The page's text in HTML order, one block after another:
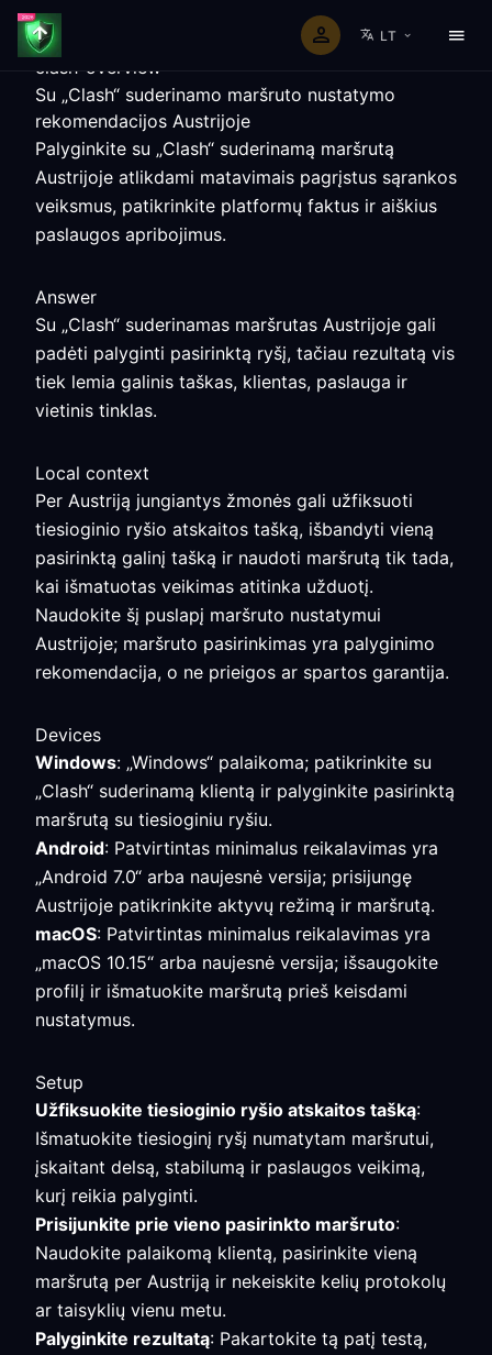
LT
clash-overview
Su „Clash“ suderinamo maršruto nustatymo
rekomendacijos Austrijoje
Palyginkite su „Clash“ suderinamą maršrutą
Austrijoje atlikdami matavimais pagrįstus sąrankos
veiksmus, patikrinkite platformų faktus ir aiškius
paslaugos apribojimus.
Answer
Su „Clash“ suderinamas maršrutas Austrijoje gali
padėti palyginti pasirinktą ryšį, tačiau rezultatą vis
tiek lemia galinis taškas, klientas, paslauga ir
vietinis tinklas.
Local context
Per Austriją jungiantys žmonės gali užfiksuoti
tiesioginio ryšio atskaitos tašką, išbandyti vieną
pasirinktą galinį tašką ir naudoti maršrutą tik tada,
kai išmatuotas veikimas atitinka užduotį.
Naudokite šį puslapį maršruto nustatymui
Austrijoje; maršruto pasirinkimas yra palyginimo
rekomendacija, o ne prieigos ar spartos garantija.
Devices
Windows: „Windows“ palaikoma; patikrinkite su
„Clash“ suderinamą klientą ir palyginkite pasirinktą
maršrutą su tiesioginiu ryšiu.
Android: Patvirtintas minimalus reikalavimas yra
„Android 7.0“ arba naujesnė versija; prisijungę
Austrijoje patikrinkite aktyvų režimą ir maršrutą.
macOS: Patvirtintas minimalus reikalavimas yra
„macOS 10.15“ arba naujesnė versija; išsaugokite
profilį ir išmatuokite maršrutą prieš keisdami
nustatymus.
Setup
Užfiksuokite tiesioginio ryšio atskaitos tašką:
Išmatuokite tiesioginį ryšį numatytam maršrutui,
įskaitant delsą, stabilumą ir paslaugos veikimą,
kurį reikia palyginti.
Prisijunkite prie vieno pasirinkto maršruto:
Naudokite palaikomą klientą, pasirinkite vieną
maršrutą per Austriją ir nekeiskite kelių protokolų
ar taisyklių vienu metu.
Palyginkite rezultatą: Pakartokite tą patį testą,